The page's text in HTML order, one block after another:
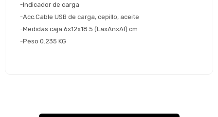
-Indicador de carga
-Acc.Cable USB de carga, cepillo, aceite
-Medidas caja 6x12x18.5 (LaxAnxAl) cm
-Peso 0.235 KG
Día
Continuar
de pago